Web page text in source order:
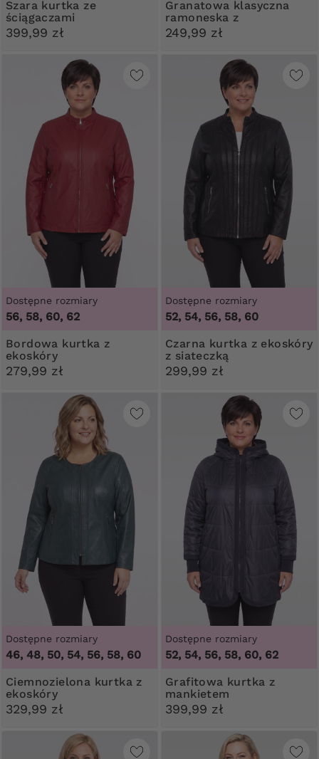
Szara kurtka ze
ściągaczami
399,99 zł
Granatowa klasyczna
ramoneska z
kieszonkami
249,99 zł
Dostępne rozmiary
56, 58, 60, 62
Bordowa kurtka z
ekoskóry
279,99 zł
Dostępne rozmiary
52, 54, 56, 58, 60
Czarna kurtka z ekoskóry
z siateczką
299,99 zł
Dostępne rozmiary
46, 48, 50, 54, 56, 58, 60
Ciemnozielona kurtka z
ekoskóry
329,99 zł
Dostępne rozmiary
52, 54, 56, 58, 60, 62
Grafitowa kurtka z
mankietem
399,99 zł